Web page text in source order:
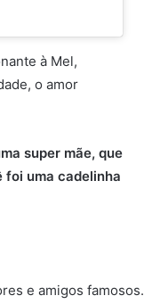
à Mel,
o amor
super mãe, que
foi uma cadelinha
e amigos famosos.